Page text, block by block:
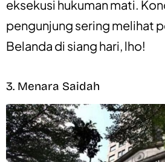
eksekusi hukuman mati.
pengunjung sering melihat
Belanda di siang hari, lho!
3. Menara Saidah